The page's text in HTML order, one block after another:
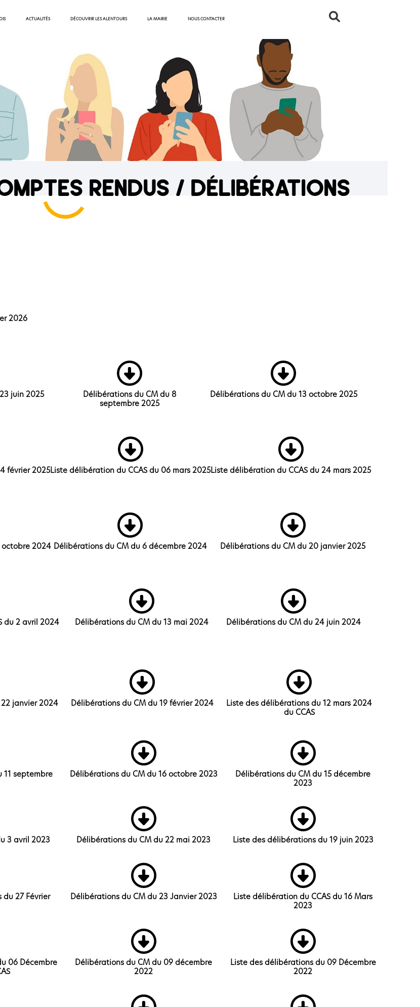
ACTUALITÉS DÉCOUVRIR LES ALENTOURS LA MAIRIE NOUS CONTACTER
rendus / délibérations
2026
juin 2025
Délibérations du CM du 8
septembre 2025
Délibérations du CM du 13 octobre 2025
février 2025Liste délibération du CCAS du 06 mars 2025Liste délibération du CCAS du 24 mars 2025
2024 Délibérations du CM du 6 décembre 2024 Délibérations du CM du 20 janvier 2025
du 2 avril 2024 Délibérations du CM du 13 mai 2024 Délibérations du CM du 24 juin 2024
janvier 2024 Délibérations du CM du 19 février 2024
Liste des délibérations du 12 mars 2024
du CCAS
11 septembre
Délibérations du CM du 16 octobre 2023
Délibérations du CM du 15 décembre
2023
3 avril 2023 Délibérations du CM du 22 mai 2023 Liste des délibérations du 19 juin 2023
27 Février
Délibérations du CM du 23 Janvier 2023
Liste délibération du CCAS du 16 Mars
2023
06 Décembre
Délibérations du CM du 09 décembre
2022
Liste des délibérations du 09 Décembre
2022